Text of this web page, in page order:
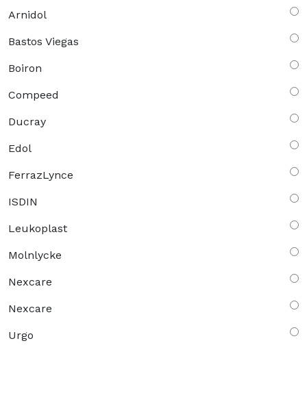
Arnidol
Bastos Viegas
Boiron
Compeed
Ducray
Edol
FerrazLynce
ISDIN
Leukoplast
Molnlycke
Nexcare
Nexcare
Urgo